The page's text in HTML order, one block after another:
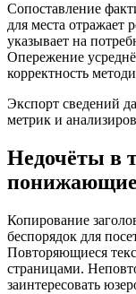
Сопоставление
для места отражает
указывает на
Опережение
корректность
Экспорт сведений
метрик и
Недочёты в
понижающие
Копирование
беспорядок для
Повторяющиеся
страницами.
заинтересовать